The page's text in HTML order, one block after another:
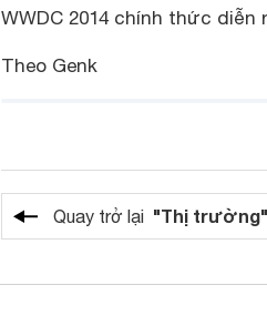
WWDC 2014 chính thức diễn
Theo Genk
Quay trở lại "Thị trường"